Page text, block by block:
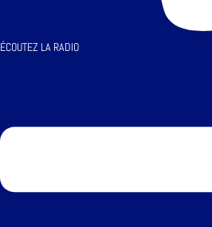
ÉCOUTEZ LA RADIO